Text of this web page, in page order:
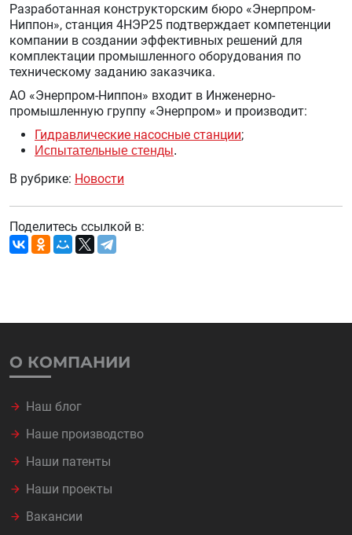
Разработанная конструкторским бюро «Энерпром-
Ниппон», станция 4НЭР25 подтверждает компетенции
компании в создании эффективных решений для
комплектации промышленного оборудования по
техническому заданию заказчика.
АО «Энерпром-Ниппон» входит в Инженерно-
промышленную группу «Энерпром» и производит:
Гидравлические насосные станции;
Испытательные стенды.
В рубрике: Новости
Поделитесь ссылкой в:
О КОМПАНИИ
Наш блог
Наше производство
Наши патенты
Наши проекты
Вакансии